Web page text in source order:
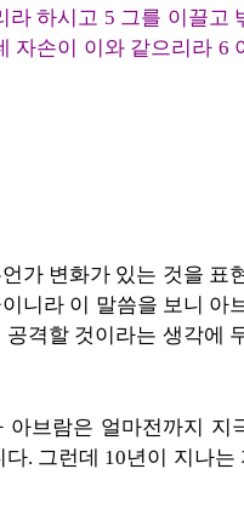
하시고 5 그를 이끌고
자손이 이와 같으리라 6
가 변화가 있는 것을 표
니라 이 말씀을 보니 아
격할 것이라는 생각에
브람은 얼마전까지 지
. 그런데 10년이 지나는